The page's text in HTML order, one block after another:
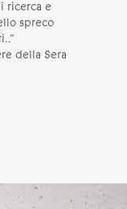
ricerca e
spreco
della Sera